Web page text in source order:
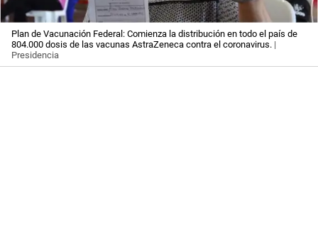
Plan de Vacunación Federal: Comienza la distribución en todo el país de
804.000 dosis de las vacunas AstraZeneca contra el coronavirus. |
Presidencia